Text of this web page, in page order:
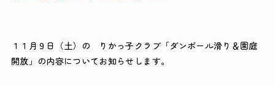
１１月９日（土）の りかっ子クラブ「ダンボール滑り＆園庭
開放」の内容についてお知らせします。